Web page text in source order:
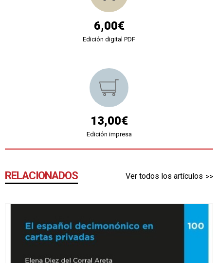
6,00€
Edición digital PDF
13,00€
Edición impresa
RELACIONADOS Ver todos los artículos